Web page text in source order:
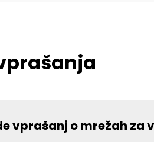
vprašanj o mrežah za